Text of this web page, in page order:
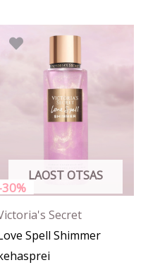
LAOST OTSAS
Secret
Spell Shimmer
27.90 €.